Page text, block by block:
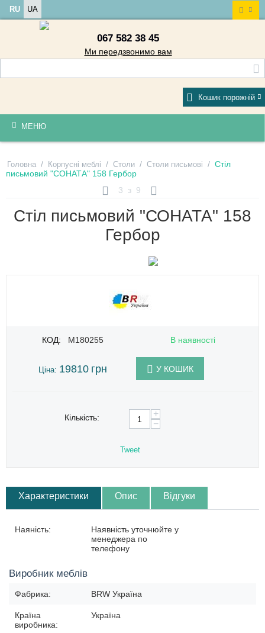
RU UA
067 582 38 45
Ми передзвонимо вам
Кошик порожній
МЕНЮ
Головна / Корпусні меблі / Столи / Столи письмові / Стіл
письмовий "СОНАТА" 158 Гербор
3
з 9
Стіл письмовий "СОНАТА" 158
Гербор
КОД: M180255 В наявності
Ціна: 19810 грн У КОШИК
Кількість:
+
−
Tweet
Характеристики Опис Відгуки
Наяність:
Наявність уточнюйте у
менеджера по
телефону
Виробник меблів
Фабрика: BRW Україна
Країна
виробника:
Україна